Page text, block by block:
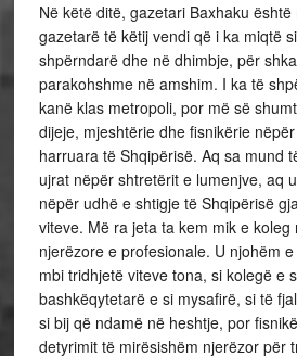
Në këtë ditë, gazetari Baxhaku
gazetarë të këtij vendi që i ka miqtë
shpërndarë dhe në dhimbje, për
parakohshme në amshim. I ka të
kanë klas metropoli, por më së
dijeje, mjeshtërie dhe fisnikërie
harruara të Shqipërisë. Aq sa mund
ujrat nëpër shtretërit e lumenjve, aq
nëpër udhë e shtigje të Shqipërisë
viteve. Më ra jeta ta kem mik e koleg
njerëzore e profesionale. U njohëm
mbi tridhjetë viteve tona, si kolegë e
bashkëqytetarë e si mysafirë, si të
si bij që ndamë në heshtje, por
detyrimit të mirësishëm njerëzor për